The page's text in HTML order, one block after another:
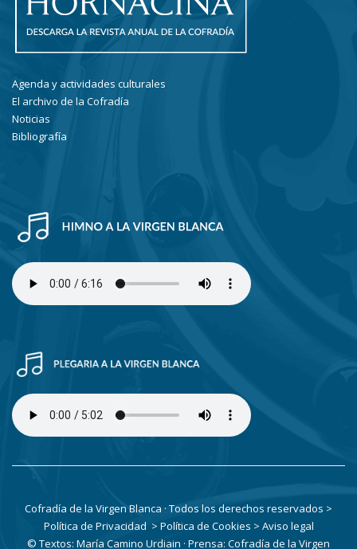
Agenda y actividades culturales
El archivo de la Cofradía
Noticias
Bibliografía
Cofradía de la Virgen Blanca · Todos los derechos reservados >
Política de Privacidad > Política de Cookies > Aviso legal
© Textos: María Camino Urdiain · Prensa: Cofradía de la Virgen